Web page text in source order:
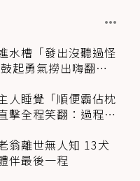
水槽「發出沒聽過怪
起勇氣撈出嗨翻：
人睡覺「順便霸佔枕
擊全程笑翻：過程絲
翁離世無人知 13犬
伴最後一程